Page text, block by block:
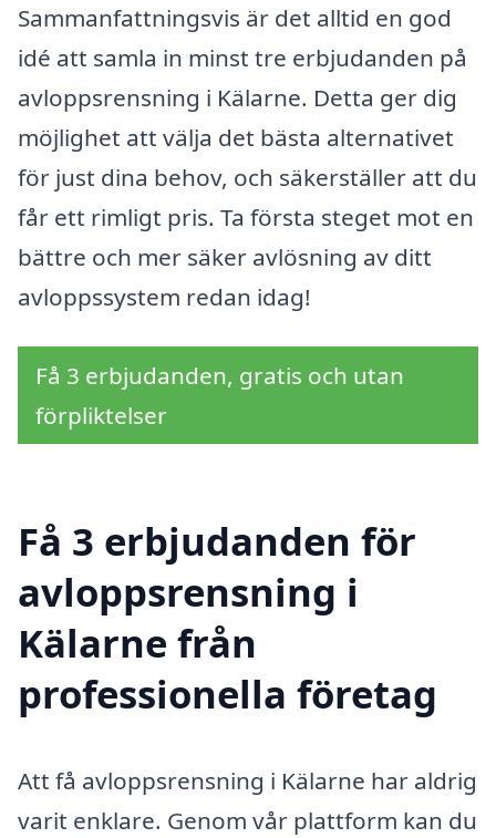
Sammanfattningsvis är det alltid en god
idé att samla in minst tre erbjudanden på
avloppsrensning i Kälarne. Detta ger dig
möjlighet att välja det bästa alternativet
för just dina behov, och säkerställer att du
får ett rimligt pris. Ta första steget mot en
bättre och mer säker avlösning av ditt
avloppssystem redan idag!
Få 3 erbjudanden, gratis och utan
förpliktelser
Få 3 erbjudanden för
avloppsrensning i
Kälarne från
professionella företag
Att få avloppsrensning i Kälarne har aldrig
varit enklare. Genom vår plattform kan du